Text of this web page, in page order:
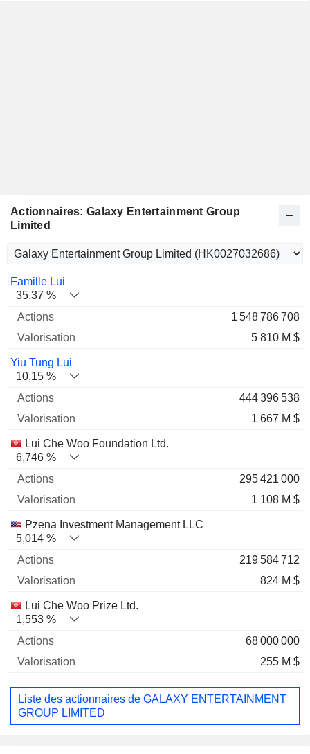
Actionnaires: Galaxy Entertainment Group
Limited
Nom Actions
Famille Lui
35,37 %
1 548 786 708
5 810 M $
Yiu Tung Lui
10,15 %
444 396 538
1 667 M $
Lui Che Woo Foundation Ltd.
6,746 %
295 421 000
1 108 M $
Pzena Investment Management LLC
5,014 %
219 584 712
824 M $
Lui Che Woo Prize Ltd.
1,553 %
68 000 000
255 M $
Liste des actionnaires de GALAXY ENTERTAINMENT
GROUP LIMITED